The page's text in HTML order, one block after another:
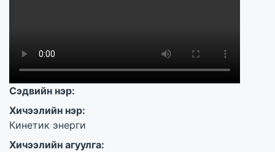
Сэдвийн нэр:
Хичээлийн нэр:
Кинетик энерги
Хичээлийн агуулга: